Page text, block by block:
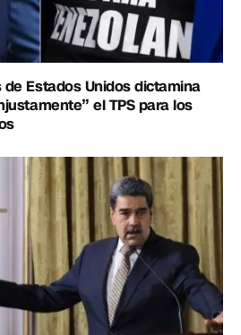
Estados Unidos dictamina
el TPS para los